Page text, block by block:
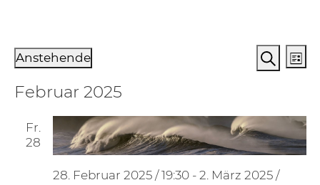
Veranstaltungen
Suche
Suche
Liste
Anstehende
wählen.
Februar 2025
Fr.
28
28. Februar 2025 / 19:30- 2. März 2025 /